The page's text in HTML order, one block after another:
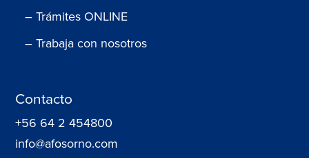
– Trámites ONLINE
– Trabaja con nosotros
Contacto
+56 64 2 454800
info@afosorno.com